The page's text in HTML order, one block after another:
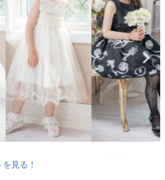
見る！